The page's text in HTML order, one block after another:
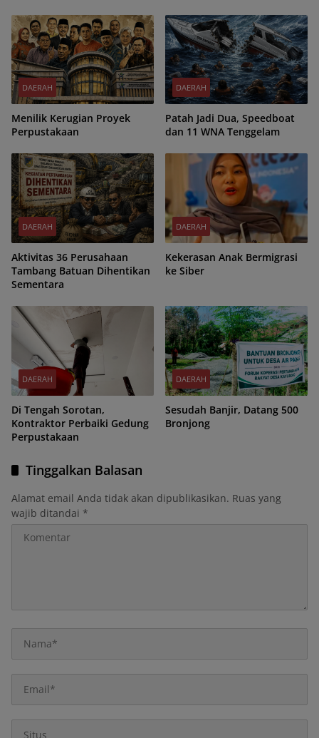
DAERAH
Menilik Kerugian Proyek
Perpustakaan
DAERAH
Patah Jadi Dua, Speedboat
dan 11 WNA Tenggelam
DAERAH
Aktivitas 36 Perusahaan
Tambang Batuan Dihentikan
Sementara
DAERAH
Kekerasan Anak Bermigrasi
ke Siber
DAERAH
Di Tengah Sorotan,
Kontraktor Perbaiki Gedung
Perpustakaan
DAERAH
Sesudah Banjir, Datang 500
Bronjong
Tinggalkan Balasan
Alamat email Anda tidak akan dipublikasikan. Ruas yang
wajib ditandai *